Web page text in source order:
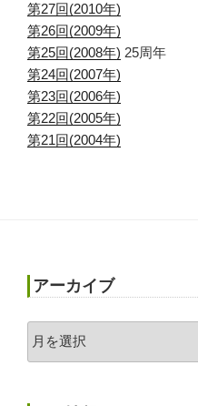
第27回(2010年)
第26回(2009年)
第25回(2008年) 25周年
第24回(2007年)
第23回(2006年)
第22回(2005年)
第21回(2004年)
アーカイブ
ア
ー